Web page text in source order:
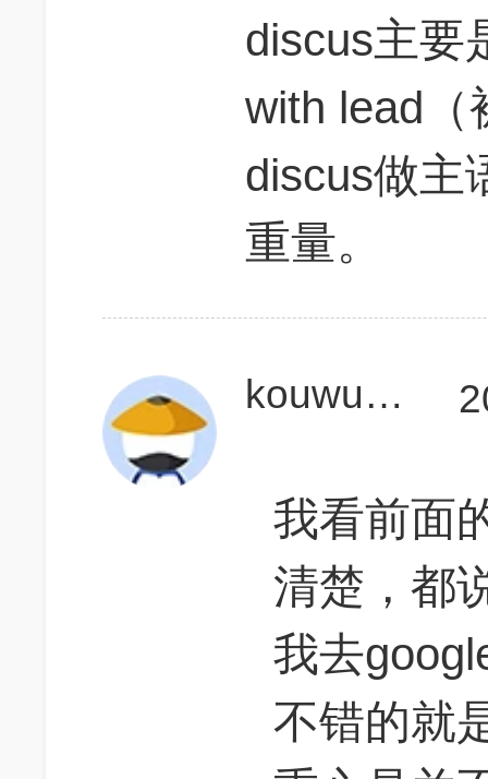
discus主要
with lead（
discus做主
重量。
kouwukeye
我看前面
清楚，都
我去
不错的就